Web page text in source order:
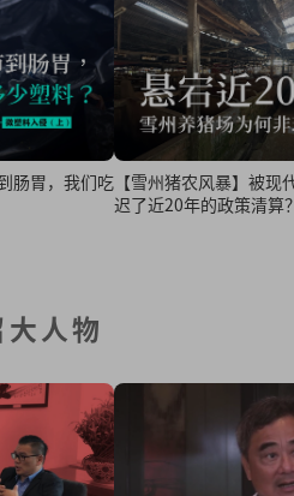
肠胃，我们吃【雪州猪农风暴】被现
迟了近20年的政策清算
人物